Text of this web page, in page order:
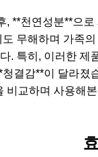
, **천연성분**으
도 무해하며 가족
. 특히, 이러한 제
청결감**이 달라졌
비교하며 사용해